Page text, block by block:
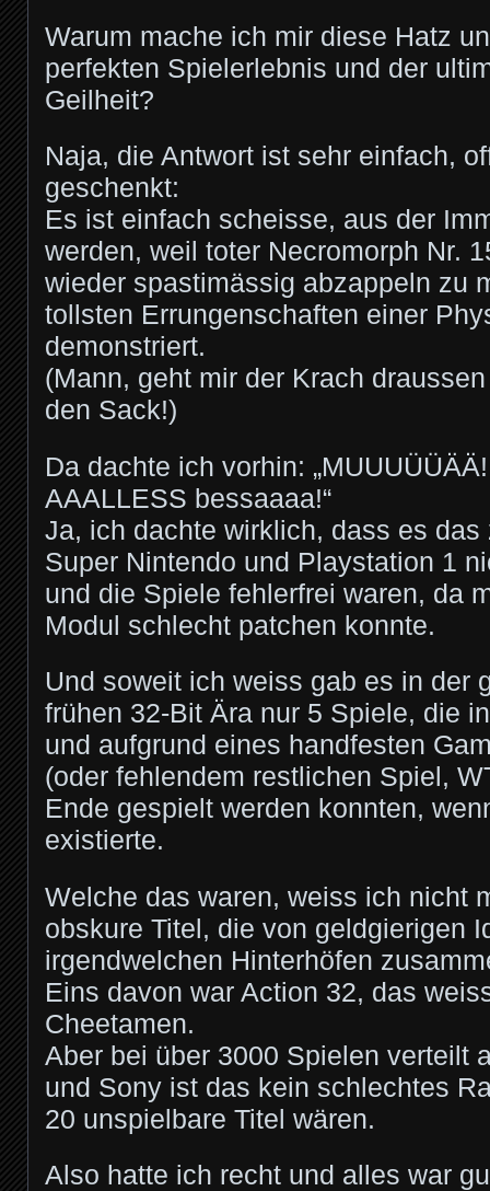
Warum mache ich mir diese Hatz
perfekten Spielerlebnis und der
Geilheit?
Naja, die Antwort ist sehr einfach,
geschenkt:
Es ist einfach scheisse, aus der
werden, weil toter Necromorph Nr.
wieder spastimässig abzappeln zu
tollsten Errungenschaften einer
demonstriert.
(Mann, geht mir der Krach
den Sack!)
Da dachte ich vorhin:
AAALLESS bessaaaa!“
Ja, ich dachte wirklich, dass es
Super Nintendo und Playstation 1
und die Spiele fehlerfrei waren, da
Modul schlecht patchen konnte.
Und soweit ich weiss gab es in der
frühen 32-Bit Ära nur 5 Spiele, die
und aufgrund eines handfesten
(oder fehlendem restlichen Spiel,
Ende gespielt werden konnten,
existierte.
Welche das waren, weiss ich nicht
obskure Titel, die von geldgierigen
irgendwelchen Hinterhöfen
Eins davon war Action 32, das
Cheetamen.
Aber bei über 3000 Spielen verteilt
und Sony ist das kein schlechtes
20 unspielbare Titel wären.
Also hatte ich recht und alles war